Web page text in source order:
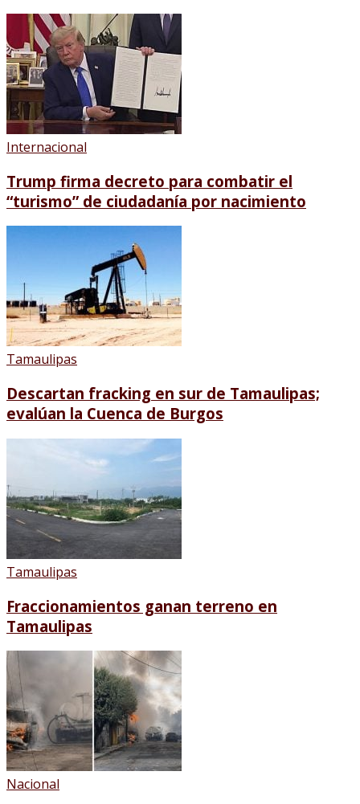
Internacional
Trump firma decreto para combatir el
“turismo” de ciudadanía por nacimiento
Tamaulipas
Descartan fracking en sur de Tamaulipas;
evalúan la Cuenca de Burgos
Tamaulipas
Fraccionamientos ganan terreno en
Tamaulipas
Nacional